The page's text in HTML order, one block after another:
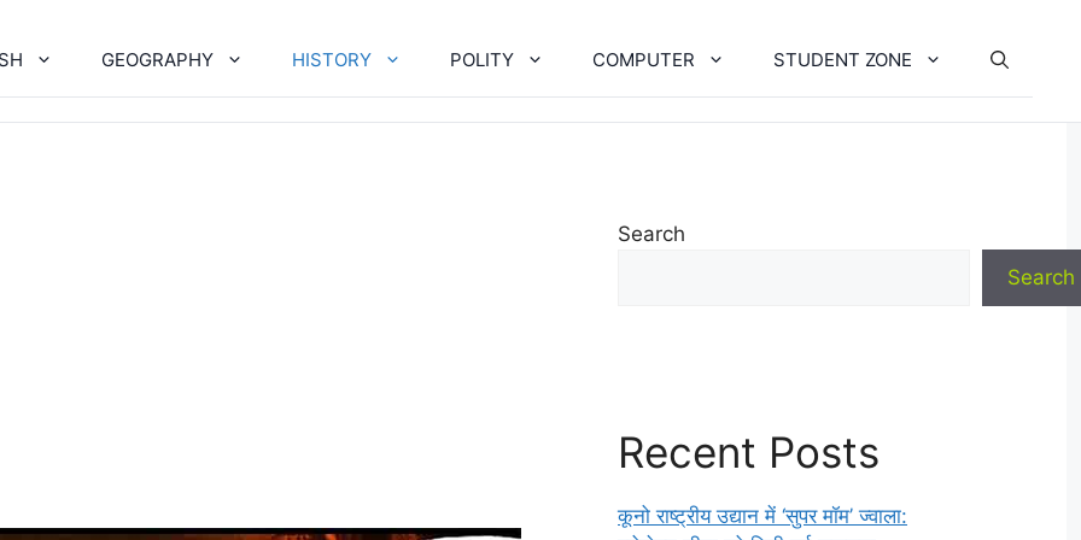
GEOGRAPHY HISTORY POLITY COMPUTER STUDENT ZONE
Search
Search
Recent Posts
कूनो राष्ट्रीय उद्यान में ‘सुपर मॉम’ ज्वाला: